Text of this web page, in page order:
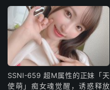
SSNI-659 超M属性的正妹「天
使萌」痴女魂觉醒，诱惑释放